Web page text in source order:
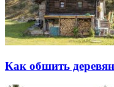
Как обшить